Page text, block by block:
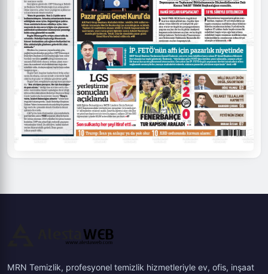
MRN Temizlik, profesyonel temizlik hizmetleriyle ev, ofis, inşaat